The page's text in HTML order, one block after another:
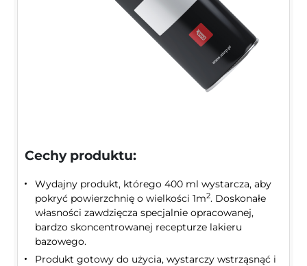
Cechy produktu:
Wydajny produkt, którego 400 ml wystarcza, aby
pokryć powierzchnię o wielkości 1m2. Doskonałe
własności zawdzięcza specjalnie opracowanej,
bardzo skoncentrowanej recepturze lakieru
bazowego.
Produkt gotowy do użycia, wystarczy wstrząsnąć i